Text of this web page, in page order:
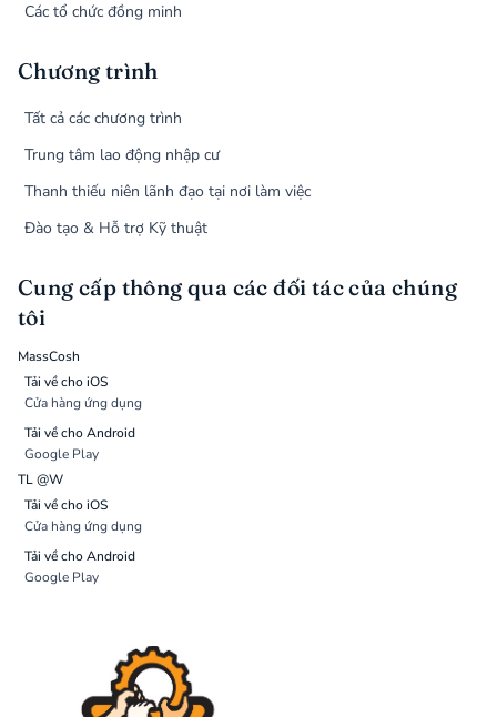
Các tổ chức đồng minh
Chương trình
Tất cả các chương trình
Trung tâm lao động nhập cư
Thanh thiếu niên lãnh đạo tại nơi làm việc
Đào tạo & Hỗ trợ Kỹ thuật
Cung cấp thông qua các đối tác của chúng
tôi
MassCosh
Tải về cho iOS
Cửa hàng ứng dụng
Tải về cho Android
Google Play
TL @W
Tải về cho iOS
Cửa hàng ứng dụng
Tải về cho Android
Google Play